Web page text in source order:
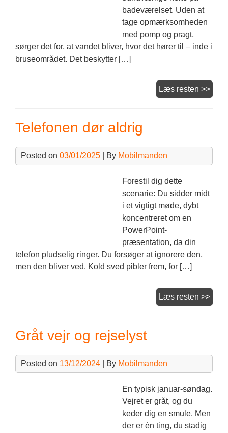
badeværelset. Uden at
tage opmærksomheden
med pomp og pragt,
sørger det for, at vandet bliver, hvor det hører til – inde i
bruseområdet. Det beskytter […]
Læs resten >>
med
Telefonen dør aldrig
Posted on 03/01/2025 | By Mobilmanden
Forestil dig dette
scenarie: Du sidder midt
i et vigtigt møde, dybt
koncentreret om en
PowerPoint-
præsentation, da din
telefon pludselig ringer. Du forsøger at ignorere den,
men den bliver ved. Kold sved pibler frem, for […]
Læs resten >>
dør
Gråt vejr og rejselyst
Posted on 13/12/2024 | By Mobilmanden
En typisk januar-søndag.
Vejret er gråt, og du
keder dig en smule. Men
der er én ting, du stadig